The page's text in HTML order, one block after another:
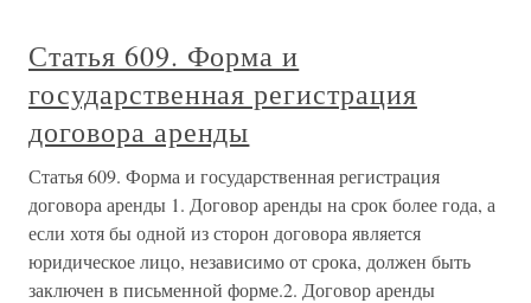
Статья 609. Форма и
государственная регистрация
договора аренды
Статья 609. Форма и государственная регистрация
договора аренды 1. Договор аренды на срок более года, а
если хотя бы одной из сторон договора является
юридическое лицо, независимо от срока, должен быть
заключен в письменной форме.2. Договор аренды